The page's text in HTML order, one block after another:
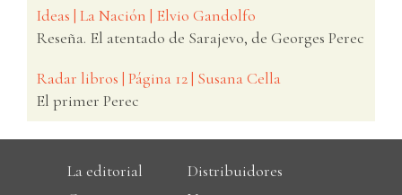
Ideas | La Nación | Elvio Gandolfo
Reseña. El atentado de Sarajevo, de Georges Perec
Radar libros | Página 12 | Susana Cella
El primer Perec
La editorial
Distribuidores